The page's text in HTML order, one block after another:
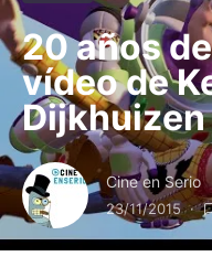
20 años
vídeo de
Dijkhuizen
Cine en Serio
23/11/2015